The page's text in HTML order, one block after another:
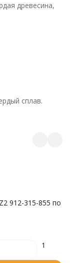
древесина,
сплав.
912-315-855 по
1